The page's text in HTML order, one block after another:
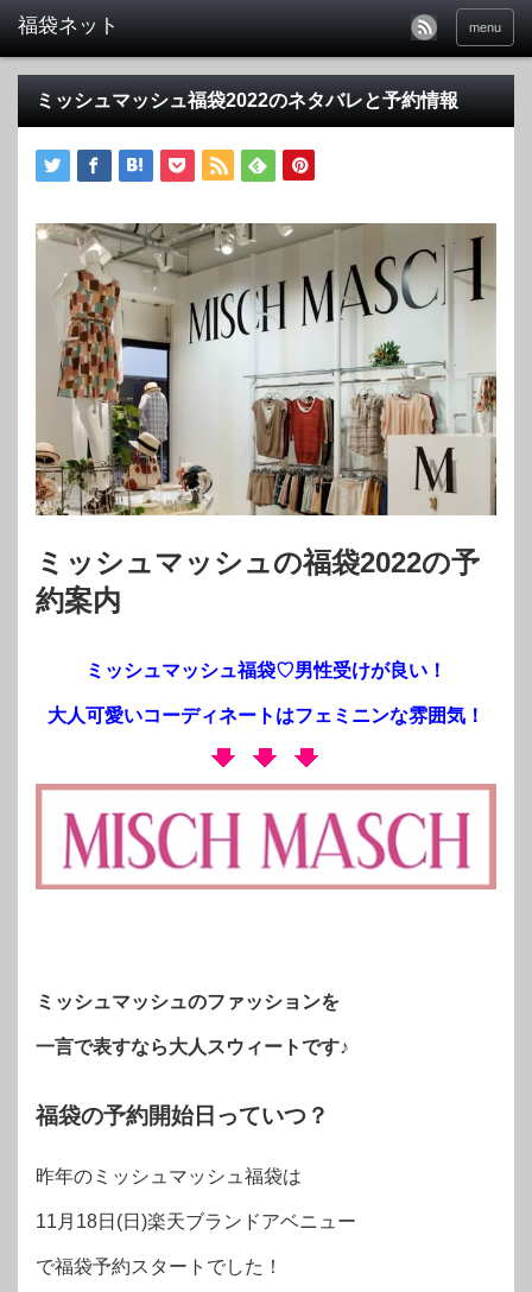
福袋ネット menu
ミッシュマッシュ福袋2022のネタバレと予約情報
ミッシュマッシュの福袋2022の予
約案内
ミッシュマッシュ福袋♡男性受けが良い！
大人可愛いコーディネートはフェミニンな雰囲気！
ミッシュマッシュのファッションを
一言で表すなら大人スウィートです♪
福袋の予約開始日っていつ？
昨年のミッシュマッシュ福袋は
11月18日(日)楽天ブランドアベニュー
で福袋予約スタートでした！